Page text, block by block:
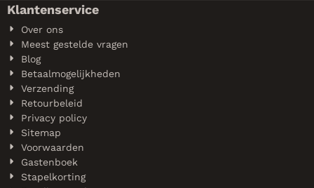
Klantenservice
Over ons
Meest gestelde vragen
Blog
Betaalmogelijkheden
Verzending
Retourbeleid
Privacy policy
Sitemap
Voorwaarden
Gastenboek
Stapelkorting